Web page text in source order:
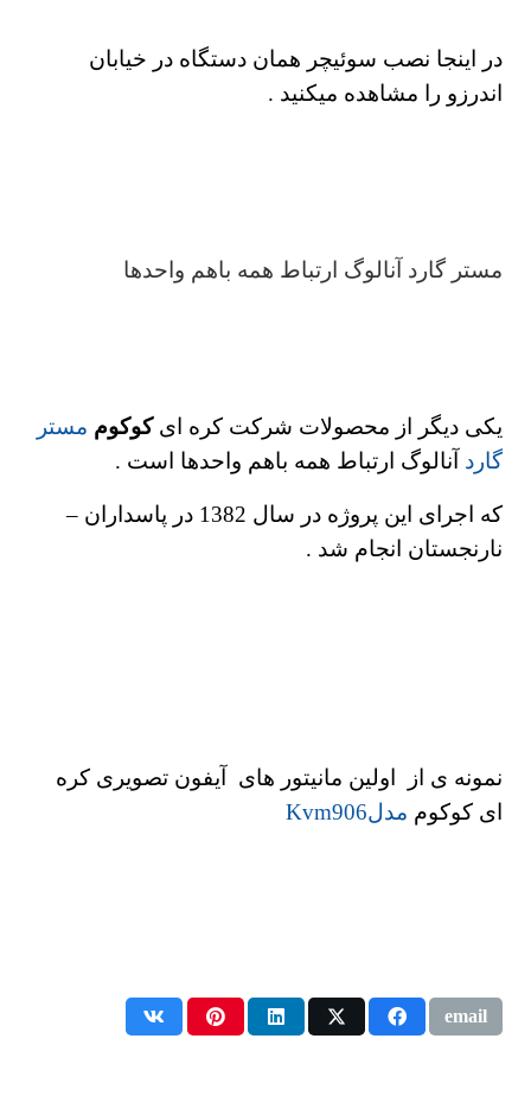
در اینجا نصب سوئیچر همان دستگاه در خیابان
اندرزو را مشاهده میکنید .
مستر گارد آنالوگ ارتباط همه باهم واحدها
یکی دیگر از محصولات شرکت کره ایکوکوم مستر
گارد آنالوگ ارتباط همه باهم واحدها است .
که اجرای این پروژه در سال 1382 در پاسداران –
نارنجستان انجام شد .
نمونه ی از اولین مانیتور های آیفون تصویری کره
ای کوکوم مدلKvm906